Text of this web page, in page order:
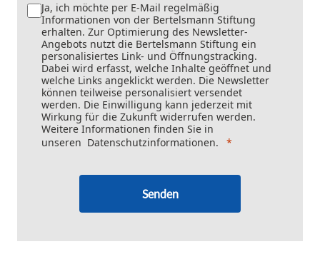
Ja, ich möchte per E-Mail regelmäßig
Informationen von der Bertelsmann Stiftung
erhalten. Zur Optimierung des Newsletter-
Angebots nutzt die Bertelsmann Stiftung ein
personalisiertes Link- und Öffnungstracking.
Dabei wird erfasst, welche Inhalte geöffnet und
welche Links angeklickt werden. Die Newsletter
können teilweise personalisiert versendet
werden. Die Einwilligung kann jederzeit mit
Wirkung für die Zukunft widerrufen werden.
Weitere Informationen finden Sie in
unseren Datenschutzinformationen.
Senden